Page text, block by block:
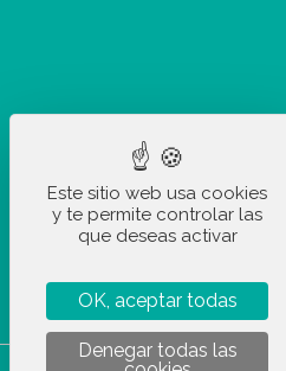
Este sitio web usa cookies
y te permite controlar las
que deseas activar
OK, aceptar todas
Denegar todas las